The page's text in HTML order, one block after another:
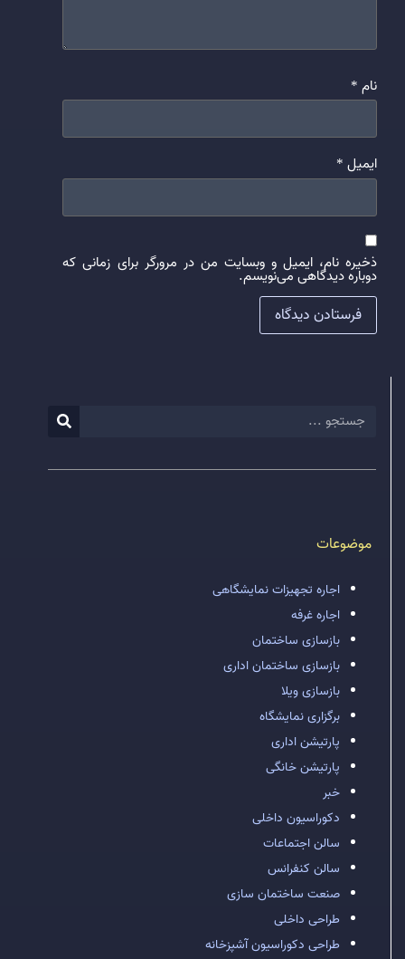
نام *
ایمیل *
ذخیره نام، ایمیل و وبسایت من در مرورگر برای زمانی که
دوباره دیدگاهی می‌نویسم.
موضوعات
اجاره تجهیزات نمایشگاهی
اجاره غرفه
بازسازی ساختمان
بازسازی ساختمان اداری
بازسازی ویلا
برگزاری نمایشگاه
پارتیشن اداری
پارتیشن خانگی
خبر
دکوراسیون داخلی
سالن اجتماعات
سالن کنفرانس
صنعت ساختمان سازی
طراحی داخلی
طراحی دکوراسیون آشپزخانه